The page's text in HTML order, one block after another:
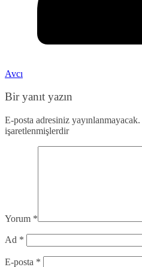
Avcı
Bir yanıt yazın
E-posta adresiniz yayınlanmayacak.
işaretlenmişlerdir
Yorum *
Ad *
E-posta *